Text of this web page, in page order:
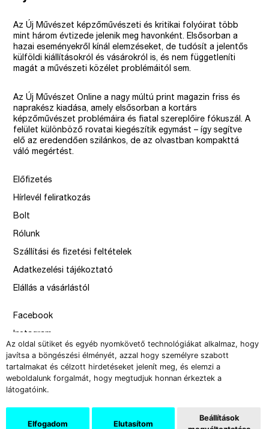
Az oldal sütiket és egyéb nyomkövető technológiákat alkalmaz, hogy
javítsa a böngészési élményét, azzal hogy személyre szabott
tartalmakat és célzott hirdetéseket jelenít meg, és elemzi a
weboldalunk forgalmát, hogy megtudjuk honnan érkeztek a
látogatóink.
Elfogadom Elutasítom
Beállítások
Az Új Művészet képzőművészeti és kritikai folyóirat több
mint három évtizede jelenik meg havonként. Elsősorban a
hazai eseményekről kínál elemzéseket, de tudósít a jelentős
külföldi kiállításokról és vásárokról is, és nem függetleníti
magát a művészeti közélet problémáitól sem.
Az Új Művészet Online a nagy múltú print magazin friss és
naprakész kiadása, amely elsősorban a kortárs
képzőművészet problémáira és fiatal szereplőire fókuszál. A
felület különböző rovatai kiegészítik egymást – így segítve
elő az eredendően szilánkos, de az olvastban kompakttá
váló megértést.
Előfizetés
Hírlevél feliratkozás
Bolt
Rólunk
Szállítási és fizetési feltételek
Adatkezelési tájékoztató
Elállás a vásárlástól
Facebook
Instagram
Issue
–
design by Solymosi Mór, Sirbik Attila
webbyzolka